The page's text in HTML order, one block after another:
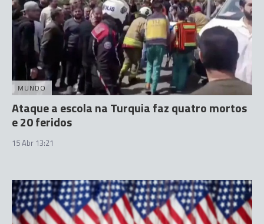
MUNDO
Ataque a escola na Turquia faz quatro mortos
e 20 feridos
15 Abr 13:21